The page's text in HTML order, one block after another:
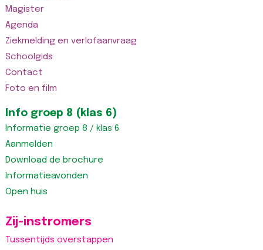
Magister
Agenda
Ziekmelding en verlofaanvraag
Schoolgids
Contact
Foto en film
Info groep 8 (klas 6)
Informatie groep 8 / klas 6
Aanmelden
Download de brochure
Informatieavonden
Open huis
Zij-instromers
Tussentijds overstappen